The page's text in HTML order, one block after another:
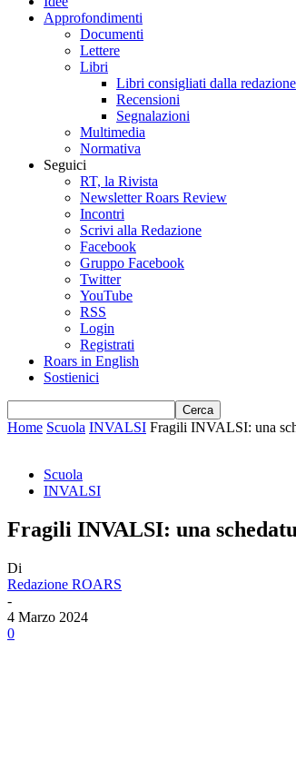
Approfondimenti
Documenti
Lettere
Libri
Libri consigliati dalla redazione
Recensioni
Segnalazioni
Multimedia
Normativa
Seguici
RT, la Rivista
Newsletter Roars Review
Incontri
Scrivi alla Redazione
Facebook
Gruppo Facebook
Twitter
YouTube
RSS
Login
Registrati
Roars in English
Sostienici
Home Scuola INVALSI Fragili INVALSI: una
Scuola
INVALSI
Fragili INVALSI: una
Di
Redazione ROARS
-
4 Marzo 2024
0